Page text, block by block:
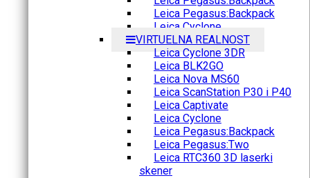
Leica Pegasus:Backpack
Leica Cyclone
VIRTUELNA REALNOST
Leica Cyclone 3DR
Leica BLK2GO
Leica Nova MS60
Leica ScanStation P30 i P40
Leica Captivate
Leica Cyclone
Leica Pegasus:Backpack
Leica Pegasus:Two
Leica RTC360 3D laserki
skener